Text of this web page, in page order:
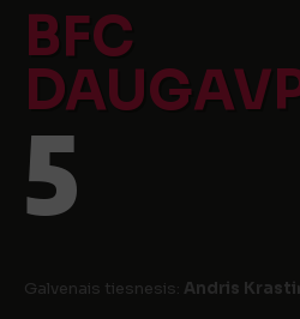
BFC
5
Galvenais tiesnesis: Andris